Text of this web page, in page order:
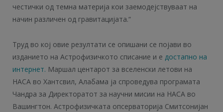
честички од темна материја кои заемодејствуваат на
начин различен од гравитацијата.“
Труд во кој овие резултати се опишани се појави во
изданието на Астрофизичкото списание и е достапно на
интернет. Маршал центарот за вселенски летови на
НАСА во Хантсвил, Алабама ја спроведува програмата
Чандра за Директоратот за научни мисии на НАСА во
Вашингтон. Астрофизичката опсерваторија Смитсонијан